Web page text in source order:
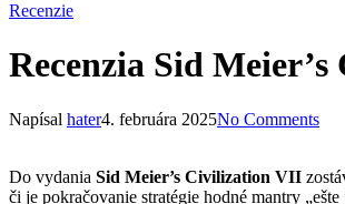
Recenzie
Recenzia Sid
Napísal hater4. februára 2025No Comments
Do vydania Sid Meier’s Civilization VII
či je pokračovanie stratégie hodné mantry